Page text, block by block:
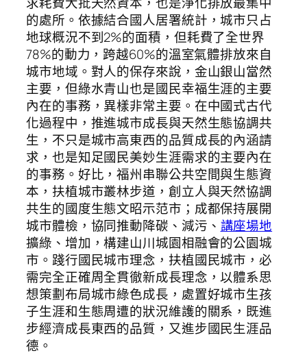
的處所。依據結合國人居署統計，城市只占
地球概況不到2%的面積，但耗費了全世界
78%的動力，跨越60%的溫室氣體排放來自
城市地域。對人的保存來說，金山銀山當然
主要，但綠水青山也是國民幸福生涯的主要
內在的事務，異樣非常主要。在中國式古代
化過程中，推進城市成長與天然生態協調共
生，不只是城市高東西的品質成長的內涵請
求，也是知足國民美妙生涯需求的主要內在
的事務。好比，福州串聯公共空間與生態資
本，扶植城市叢林步道，創立人與天然協調
共生的國度生態文昭示范市；成都保持展開
城市體檢，協同推動降碳、減污、 講座場地
擴綠、增加，構建山川城園相融會的公園城
市。踐行國民城市理念，扶植國民城市，必
需完全正確周全貫徹新成長理念，以體系思
想策劃布局城市綠色成長，處置好城市生孩
子生涯和生態周遭的狀況維護的關系，既進
步經濟成長東西的品質，又進步國民生涯品
德。